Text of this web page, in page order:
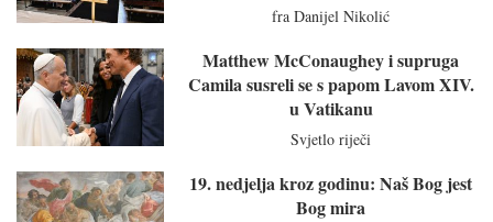
fra Danijel Nikolić
Matthew McConaughey i supruga
Camila susreli se s papom Lavom XIV.
u Vatikanu
Svjetlo riječi
19. nedjelja kroz godinu: Naš Bog jest
Bog mira